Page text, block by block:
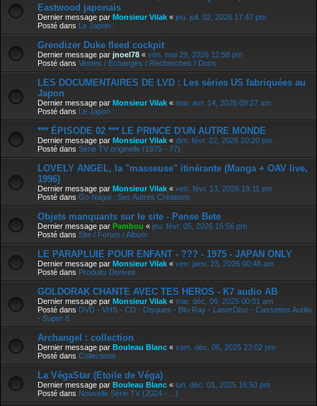
Eastwood japonais
Dernier message par Monsieur Vilak « jeu. juil. 02, 2026 17:47 pm
Posté dans Le Japon :
Grendizer Duke fleed cockpit
Dernier message par jnoel78 « ven. mai 29, 2026 12:58 pm
Posté dans Ventes / Echanges / Recherches / Dons
LES DOCUMENTAIRES DE LVD : Les séries US fabriquées au
Japon
Dernier message par Monsieur Vilak « mar. avr. 14, 2026 09:27 am
Posté dans Le Japon :
*** ÉPISODE 02 *** LE PRINCE D'UN AUTRE MONDE
Dernier message par Monsieur Vilak « dim. févr. 22, 2026 20:20 pm
Posté dans Série TV originelle (1975 - 77)
LOVELY ANGEL, la "masseuse" itinérante (Manga + OAV live,
1996)
Dernier message par Monsieur Vilak « ven. févr. 13, 2026 19:11 pm
Posté dans Go Nagai : Ses Autres Créations
Objets manquants sur le site - Pense Bete
Dernier message par Pambou « jeu. févr. 05, 2026 15:56 pm
Posté dans Site / Forum / Album
LE PARAPLUIE POUR ENFANT - ??? - 1975 - JAPAN ONLY
Dernier message par Monsieur Vilak « ven. janv. 23, 2026 00:48 am
Posté dans Produits Derives
GOLDORAK CHANTE AVEC TES HEROS - K7 audio AB
Dernier message par Monsieur Vilak « mar. déc. 09, 2025 00:01 am
Posté dans DVD - VHS - CD - Disques - Blu-Ray - LaserDisc - Cassettes Audio
- Super 8
Archangel : collection
Dernier message par Bouleau Blanc « sam. déc. 06, 2025 23:02 pm
Posté dans Collections
La VégaStar (Etoile de Véga)
Dernier message par Bouleau Blanc « lun. déc. 01, 2025 16:50 pm
Posté dans Nouvelle Série TV (2024 - ...)